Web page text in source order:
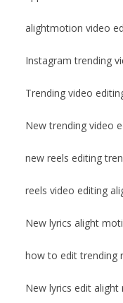
alightmotion video
Instagram trending
Trending video
New trending video
new reels editing
reels video editing
New lyrics alight
how to edit trending
New lyrics edit alight